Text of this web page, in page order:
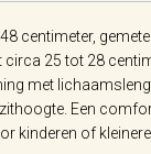
centimeter,
25 tot 28
met
Een
kinderen of